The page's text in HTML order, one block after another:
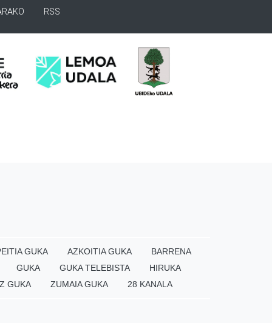
RSS
GUKA AZKOITIA GUKA
BARRENA
GUKA
GUKA TELEBISTA
HIRUKA
GUKA
ZUMAIA GUKA 28 KANALA